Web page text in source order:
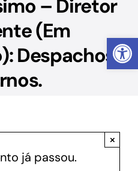
Abrir
– Diretor
(Em
Despachos
já passou.
×